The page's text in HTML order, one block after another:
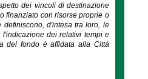
dei vincoli di destinazione
finanziato con risorse proprie o
d'intesa tra loro, le
dei relativi tempi e
del fondo è affidata alla Città